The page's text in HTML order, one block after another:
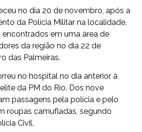
no dia 20 de novembro, após a
da Polícia Militar na localidade.
em uma área de
da região no dia 22 de
das Palmeiras.
no hospital no dia anterior à
da PM do Rio. Dos nove
passagens pela polícia e pelo
roupas camufladas, segundo
Civil.